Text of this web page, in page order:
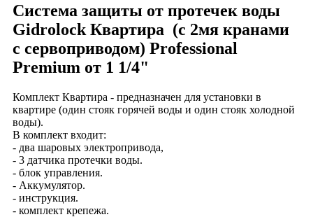
Система защиты от протечек воды
Gidrolock Квартира (с 2мя кранами
с сервоприводом) Professional
Premium от 1 1/4"
Комплект Квартира - предназначен для установки в
квартире (один стояк горячей воды и один стояк холодной
воды).
В комплект входит:
- два шаровых электропривода,
- 3 датчика протечки воды.
- блок управления.
- Аккумулятор.
- инструкция.
- комплект крепежа.